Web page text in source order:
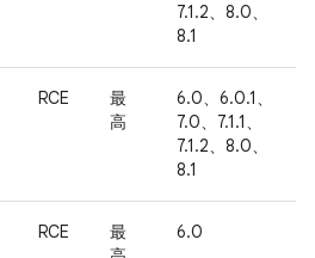
7.1.2、8.0、
8.1
RCE
最
高
6.0、6.0.1、
7.0、7.1.1、
7.1.2、8.0、
8.1
RCE
最
6.0